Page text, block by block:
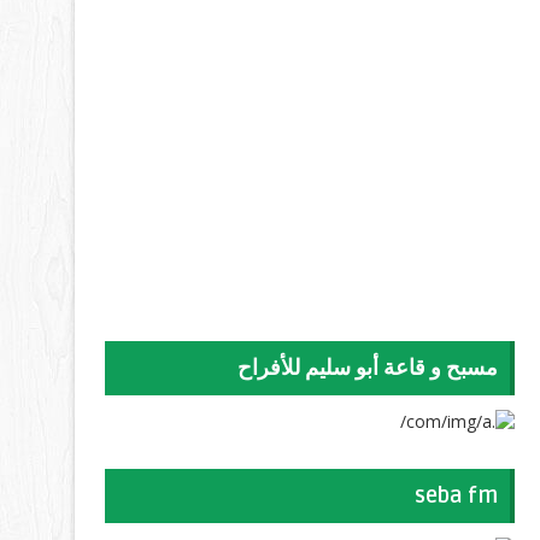
مسبح و قاعة أبو سليم للأفراح
seba fm